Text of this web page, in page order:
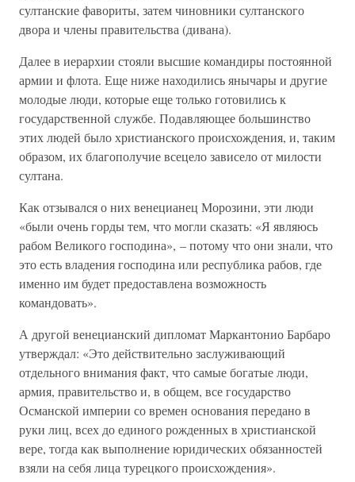
султанские фавориты, затем чиновники султанского
двора и члены правительства (дивана).
Далее в иерархии стояли высшие командиры постоянной
армии и флота. Еще ниже находились янычары и другие
молодые люди, которые еще только готовились к
государственной службе. Подавляющее большинство
этих людей было христианского происхождения, и, таким
образом, их благополучие всецело зависело от милости
султана.
Как отзывался о них венецианец Морозини, эти люди
«были очень горды тем, что могли сказать: «Я являюсь
рабом Великого господина», – потому что они знали, что
это есть владения господина или республика рабов, где
именно им будет предоставлена возможность
командовать».
А другой венецианский дипломат Маркантонио Барбаро
утверждал: «Это действительно заслуживающий
отдельного внимания факт, что самые богатые люди,
армия, правительство и, в общем, все государство
Османской империи со времен основания передано в
руки лиц, всех до единого рожденных в христианской
вере, тогда как выполнение юридических обязанностей
взяли на себя лица турецкого происхождения».